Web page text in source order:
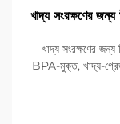
খাদ্য সংরক্ষণের জন্য
খাদ্য সংরক্ষণের
BPA-মুক্ত, খাদ্য-